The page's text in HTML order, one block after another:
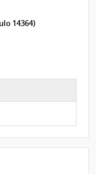
14364)